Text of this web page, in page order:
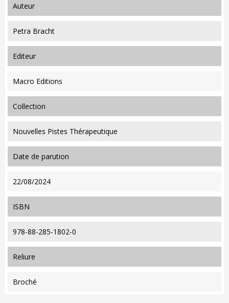
auteur
Petra Bracht
editeur
Macro Editions
collection
Nouvelles Pistes Thérapeutique
date de parution
22/08/2024
ISBN
978-88-285-1802-0
reliure
Broché